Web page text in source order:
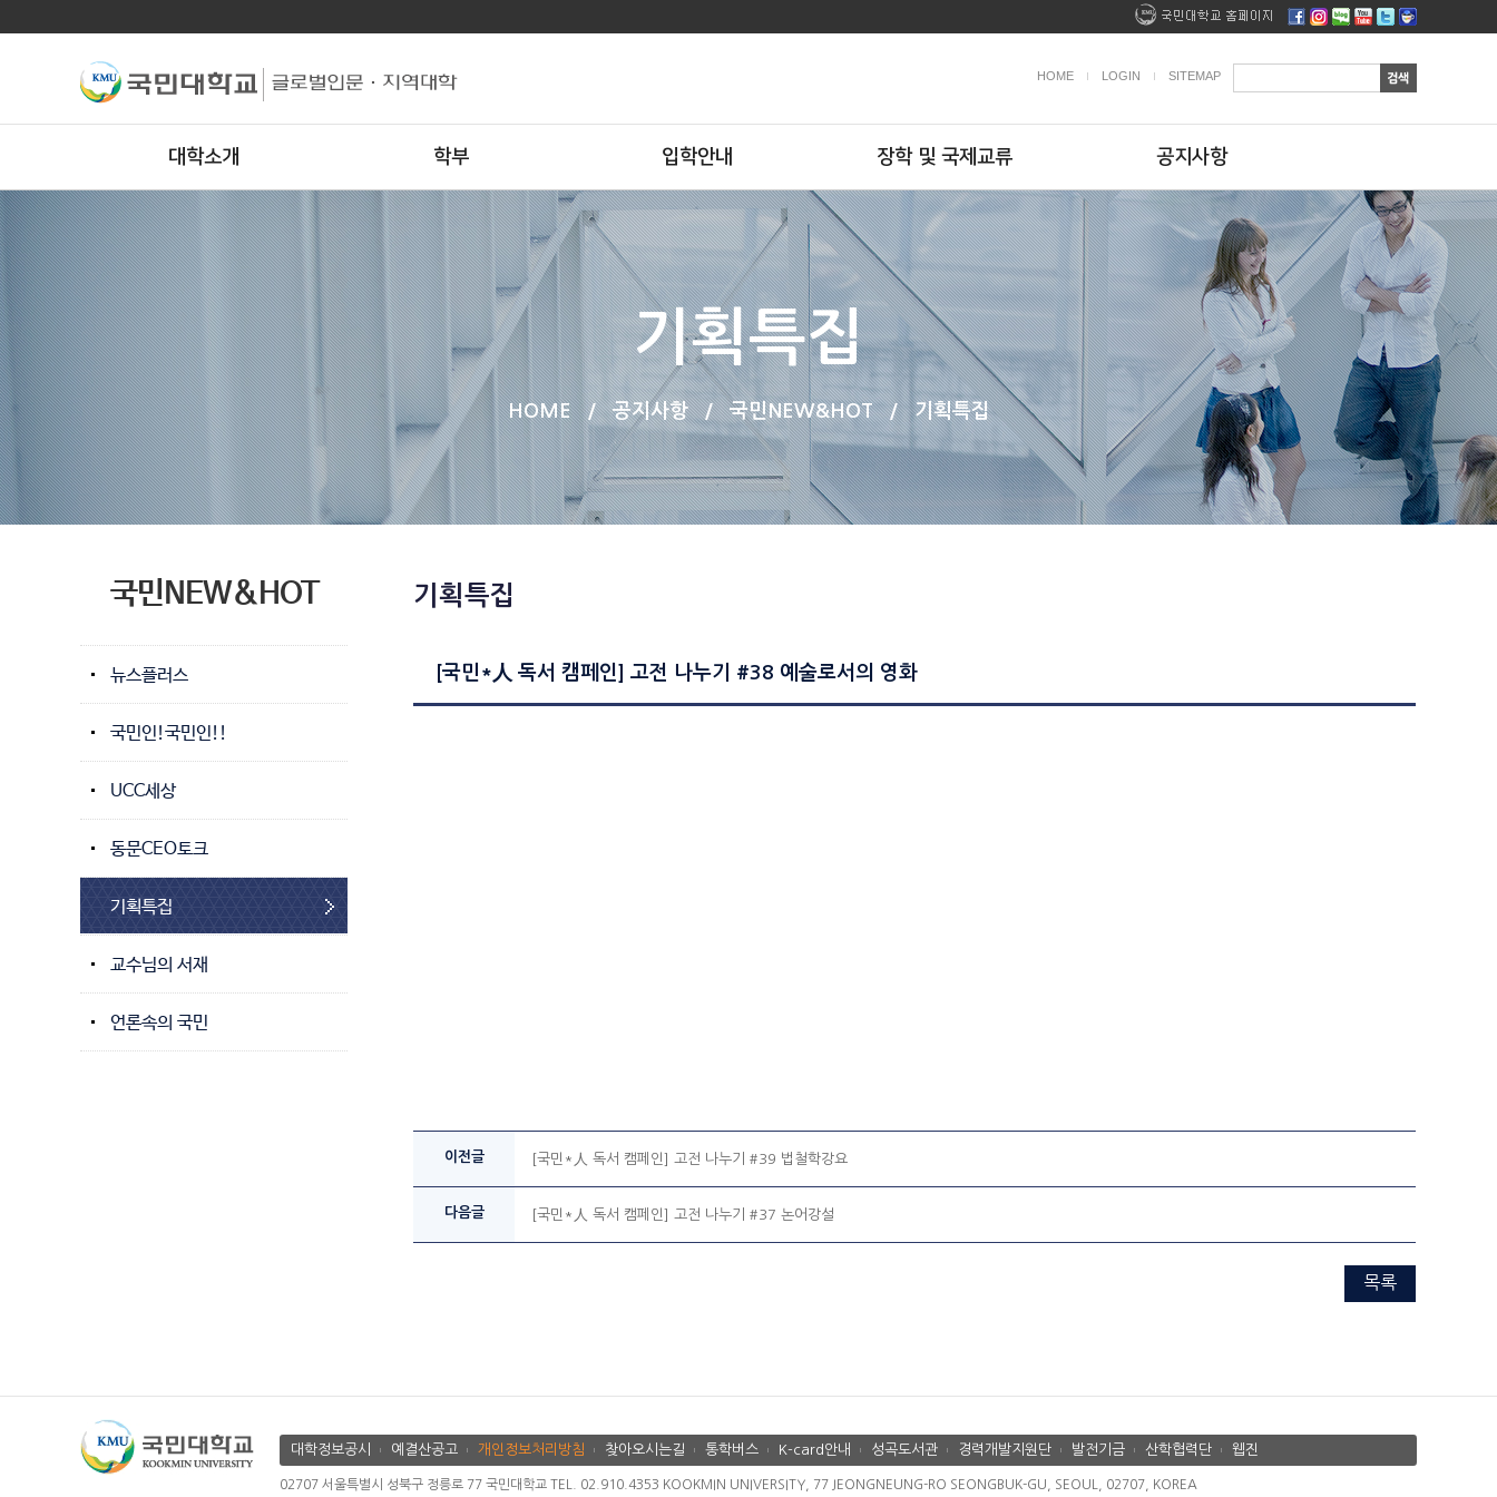
HOME LOGIN SITEMAP
대학소개 학부 입학안내 장학 및 국제교류 공지사항
기획특집
HOME / 공지사항 / 국민NEW&HOT / 기획특집
국민NEW&HOT
뉴스플러스
국민인!국민인!!
UCC세상
동문CEO토크
기획특집
교수님의 서재
언론속의 국민
기획특집
[국민*人 독서 캠페인] 고전 나누기 #38 예술로서의 영화
이전글 [국민*人 독서 캠페인] 고전 나누기 #39 법철학강요
다음글 [국민*人 독서 캠페인] 고전 나누기 #37 논어강설
목록
대학정보공시 예결산공고 개인정보처리방침 찾아오시는길 통학버스 K-card안내 성곡도서관 경력개발지원단 발전기금 산학협력단 웹진
02707 서울특별시 성북구 정릉로 77 국민대학교 TEL. 02.910.4353 KOOKMIN UNIVERSITY, 77 JEONGNEUNG-RO SEONGBUK-GU, SEOUL, 02707, KOREA